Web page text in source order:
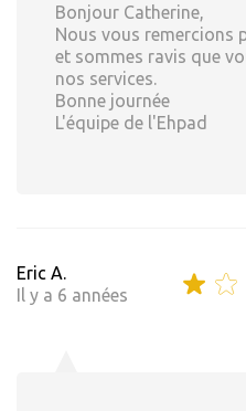
Bonjour Catherine,
Nous vous remercions
et sommes ravis que
nos services.
Bonne journée
L'équipe de l'Ehpad
Eric A.
Il y a 6 années